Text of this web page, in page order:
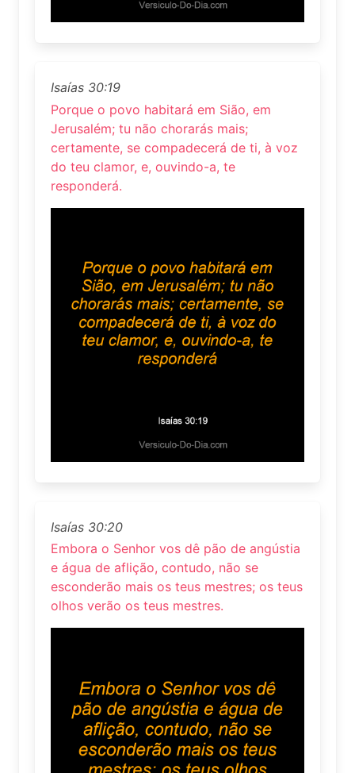
Isaías 30:19
Porque o povo habitará em Sião, em
Jerusalém; tu não chorarás mais;
certamente, se compadecerá de ti, à voz
do teu clamor, e, ouvindo-a, te
responderá.
Isaías 30:20
Embora o Senhor vos dê pão de angústia
e água de aflição, contudo, não se
esconderão mais os teus mestres; os teus
olhos verão os teus mestres.